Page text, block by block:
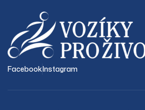
FacebookInstagram